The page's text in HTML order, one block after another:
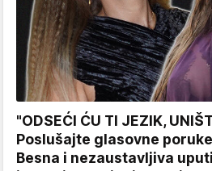
"ODSEĆI ĆU TI JEZIK,
Poslušajte glasovne
Besna i nezaustavljiva